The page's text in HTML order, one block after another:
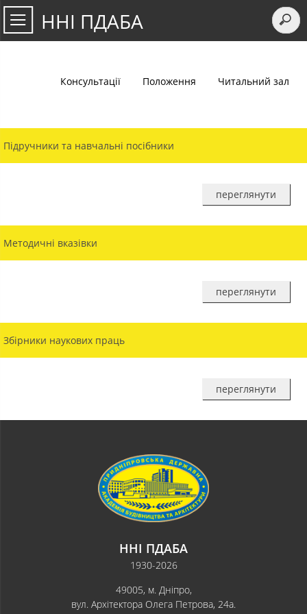
ННІ ПДАБА
Консультації Положення Читальний зал
Підручники та навчальні посібники
переглянути
Методичні вказівки
переглянути
Збірники наукових праць
переглянути
ННІ ПДАБА
1930-2026
49005, м. Дніпро,
вул. Архітектора Олега Петрова, 24а.